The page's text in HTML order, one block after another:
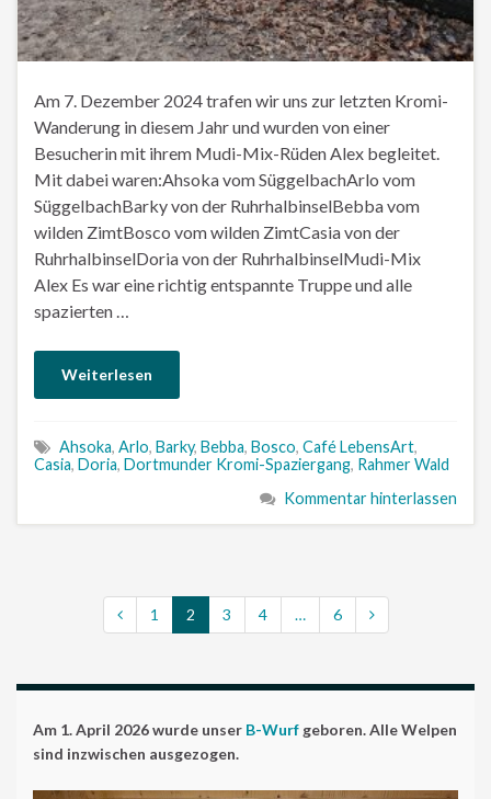
Am 7. Dezember 2024 trafen wir uns zur letzten Kromi-
Wanderung in diesem Jahr und wurden von einer
Besucherin mit ihrem Mudi-Mix-Rüden Alex begleitet.
Mit dabei waren:Ahsoka vom SüggelbachArlo vom
SüggelbachBarky von der RuhrhalbinselBebba vom
wilden ZimtBosco vom wilden ZimtCasia von der
RuhrhalbinselDoria von der RuhrhalbinselMudi-Mix
Alex Es war eine richtig entspannte Truppe und alle
spazierten …
Weiterlesen
Ahsoka, Arlo, Barky, Bebba, Bosco, Café LebensArt,
Casia, Doria, Dortmunder Kromi-Spaziergang, Rahmer Wald
Kommentar hinterlassen
1 2 3 4 … 6
Am 1. April 2026 wurde unser B-Wurf geboren. Alle Welpen
sind inzwischen ausgezogen.